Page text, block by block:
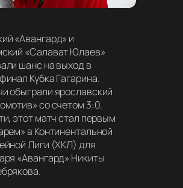
«Авангард» и
«Салават Юлаев»
шанс на выход в
Кубка Гагарина.
обыграли ярославский
со счетом 3:0.
этот матч стал первым
в Континентальной
Лиги (ХКЛ) для
«Авангард» Никиты